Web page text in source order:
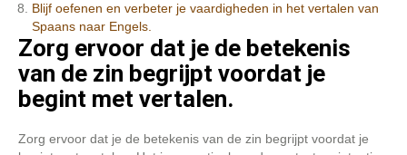
Blijf oefenen en verbeter je vaardigheden in het vertalen van
Spaans naar Engels.
Zorg ervoor dat je de betekenis
van de zin begrijpt voordat je
begint met vertalen.
Zorg ervoor dat je de betekenis van de zin begrijpt voordat je